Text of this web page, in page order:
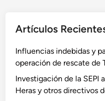
Artículos
Influencias indebidas y
operación de rescate de
Investigación de la SEPI
Heras y otros directivos